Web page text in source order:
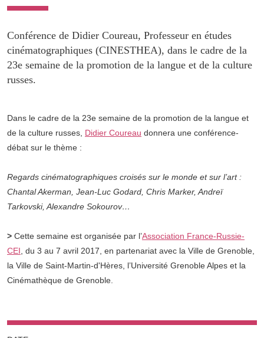
Conférence de Didier Coureau, Professeur en études
cinématographiques (CINESTHEA), dans le cadre de la
23e semaine de la promotion de la langue et de la culture
russes.
Dans le cadre de la 23e semaine de la promotion de la langue et
de la culture russes, Didier Coureau donnera une conférence-
débat sur le thème :
Regards cinématographiques croisés sur le monde et sur l’art :
Chantal Akerman, Jean-Luc Godard, Chris Marker, Andreï
Tarkovski, Alexandre Sokourov…
> Cette semaine est organisée par l’Association France-Russie-
CEI, du 3 au 7 avril 2017, en partenariat avec la Ville de Grenoble,
la Ville de Saint-Martin-d'Hères, l’Université Grenoble Alpes et la
Cinémathèque de Grenoble.